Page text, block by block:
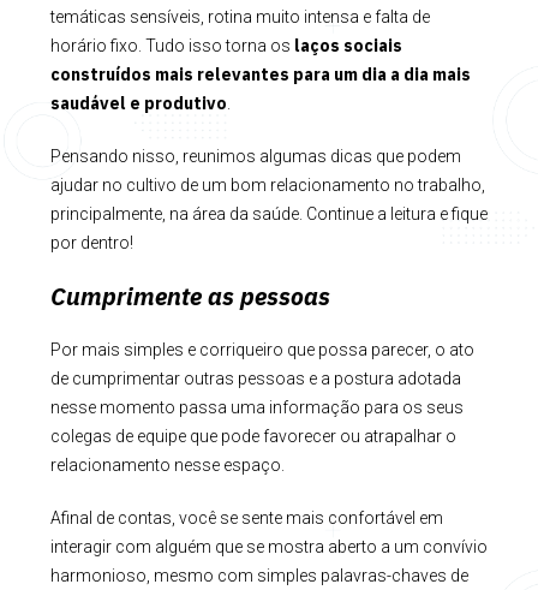
temáticas sensíveis, rotina muito intensa e falta de
horário fixo. Tudo isso torna os laços sociais
construídos mais relevantes para um dia a dia mais
saudável e produtivo.
Pensando nisso, reunimos algumas dicas que podem
ajudar no cultivo de um bom relacionamento no trabalho,
principalmente, na área da saúde. Continue a leitura e fique
por dentro!
Cumprimente as pessoas
Por mais simples e corriqueiro que possa parecer, o ato
de cumprimentar outras pessoas e a postura adotada
nesse momento passa uma informação para os seus
colegas de equipe que pode favorecer ou atrapalhar o
relacionamento nesse espaço.
Afinal de contas, você se sente mais confortável em
interagir com alguém que se mostra aberto a um convívio
harmonioso, mesmo com simples palavras-chaves de